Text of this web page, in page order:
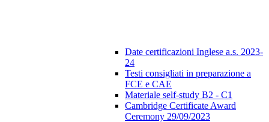
Date certificazioni Inglese a.s. 2023-
24
Testi consigliati in preparazione a
FCE e CAE
Materiale self-study B2 - C1
Cambridge Certificate Award
Ceremony 29/09/2023